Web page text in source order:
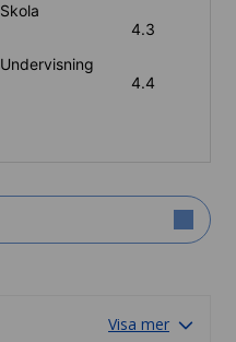
Skola
4.3
Undervisning
4.4
Visa mer